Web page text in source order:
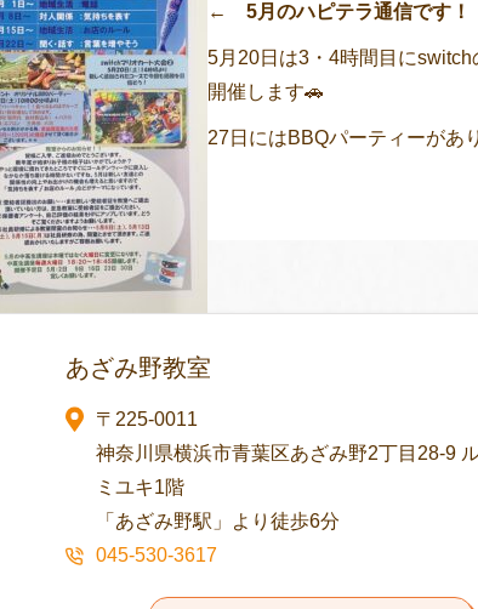
← 5月のハピテラ通信です！
5月20日は3・4時間目に
開催します🚗
27日にはBBQパーティーがあ
あざみ野教室
〒225-0011
神奈川県横浜市青葉区あざみ野2丁目28-9
ミユキ1階
「あざみ野駅」より徒歩6分
045-530-3617